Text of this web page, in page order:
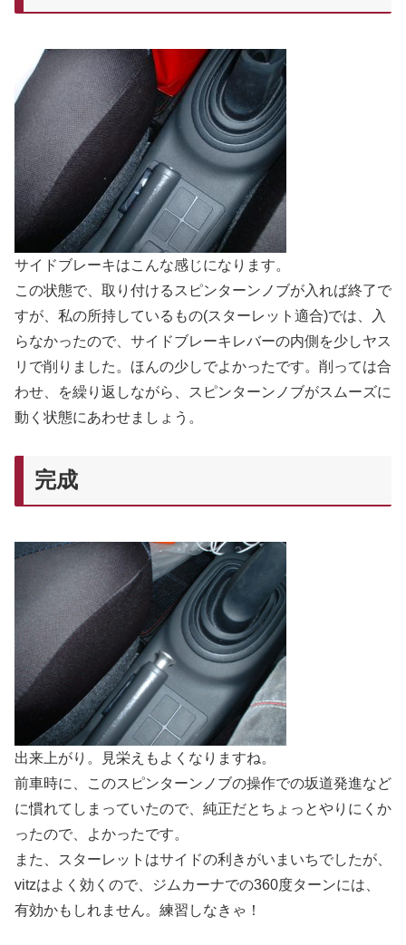
サイドブレーキはこんな感じになります。
この状態で、取り付けるスピンターンノブが入れば終了で
すが、私の所持しているもの(スターレット適合)では、入
らなかったので、サイドブレーキレバーの内側を少しヤス
リで削りました。ほんの少しでよかったです。削っては合
わせ、を繰り返しながら、スピンターンノブがスムーズに
動く状態にあわせましょう。
完成
出来上がり。見栄えもよくなりますね。
前車時に、このスピンターンノブの操作での坂道発進など
に慣れてしまっていたので、純正だとちょっとやりにくか
ったので、よかったです。
また、スターレットはサイドの利きがいまいちでしたが、
vitzはよく効くので、ジムカーナでの360度ターンには、
有効かもしれません。練習しなきゃ！